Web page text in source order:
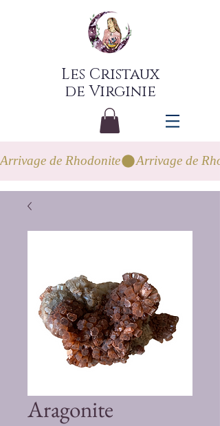
Les Cristaux
de Virginie
Arrivage de Rhodonite
Aragonite